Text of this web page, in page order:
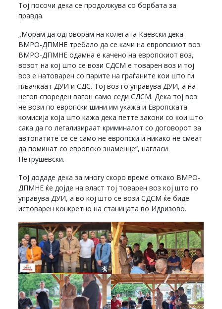
Тој посочи дека се продолжува со борбата за
правда.
„Морам да одговорам на колегата Каевски дека
ВМРО-ДПМНЕ требало да се качи на европскиот воз.
ВМРО-ДПМНЕ одамна е качено на европскиот воз,
возот на кој што се вози СДСМ е товарен воз и тој
воз е натоварен со парите на граѓаните кои што ги
пљачкаат ДУИ и СДС. Тој воз го управува ДУИ, а на
негов спореден вагон само седи СДСМ. Дека тој воз
не вози по европски шини им укажа и Европската
комисија која што кажа дека петте закони со кои што
сака да го легализираат криминалот со договорот за
автопатите се се само не европски и никако не смеат
да поминат со европско знаменце“, нагласи
Петрушевски.
Тој додаде дека за многу скоро време откако ВМРО-
ДПМНЕ ќе дојде на власт тој товарен воз кој што го
управува ДУИ, а во кој што се вози СДСМ ќе биде
истоварен конкретно на станицата во Идризово.